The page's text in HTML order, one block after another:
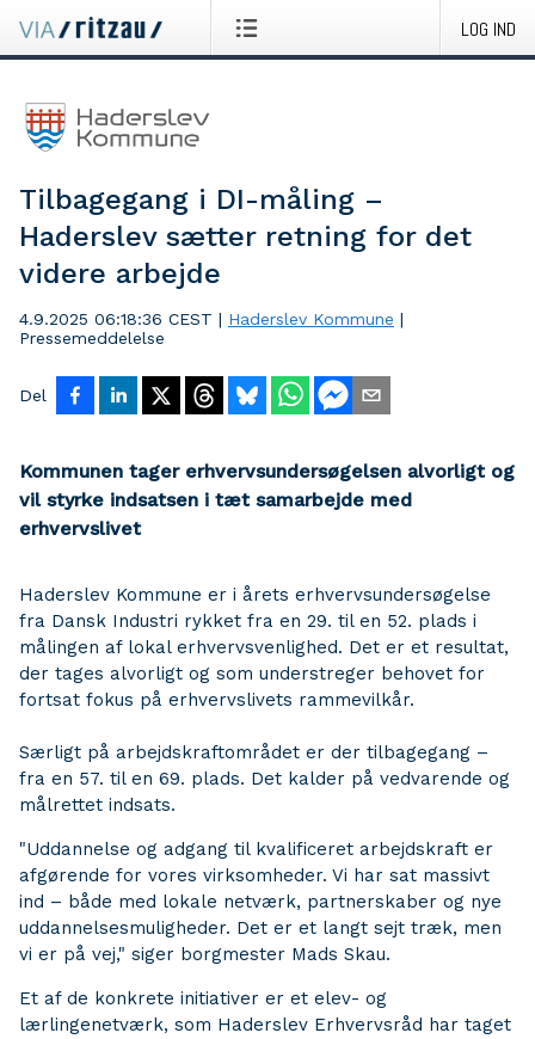
LOG IND
Tilbagegang i DI-måling –
Haderslev sætter retning for det
videre arbejde
4.9.2025 06:18:36 CEST | Haderslev Kommune |
Pressemeddelelse
Del
Kommunen tager erhvervsundersøgelsen alvorligt og
vil styrke indsatsen i tæt samarbejde med
erhvervslivet
Haderslev Kommune er i årets erhvervsundersøgelse
fra Dansk Industri rykket fra en 29. til en 52. plads i
målingen af lokal erhvervsvenlighed. Det er et resultat,
der tages alvorligt og som understreger behovet for
fortsat fokus på erhvervslivets rammevilkår.
Særligt på arbejdskraftområdet er der tilbagegang –
fra en 57. til en 69. plads. Det kalder på vedvarende og
målrettet indsats.
"Uddannelse og adgang til kvalificeret arbejdskraft er
afgørende for vores virksomheder. Vi har sat massivt
ind – både med lokale netværk, partnerskaber og nye
uddannelsesmuligheder. Det er et langt sejt træk, men
vi er på vej," siger borgmester Mads Skau.
Et af de konkrete initiativer er et elev- og
lærlingenetværk, som Haderslev Erhvervsråd har taget